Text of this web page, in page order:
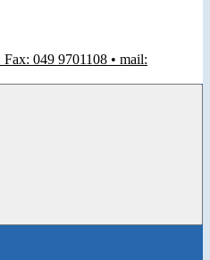
049 9701108 • mail: